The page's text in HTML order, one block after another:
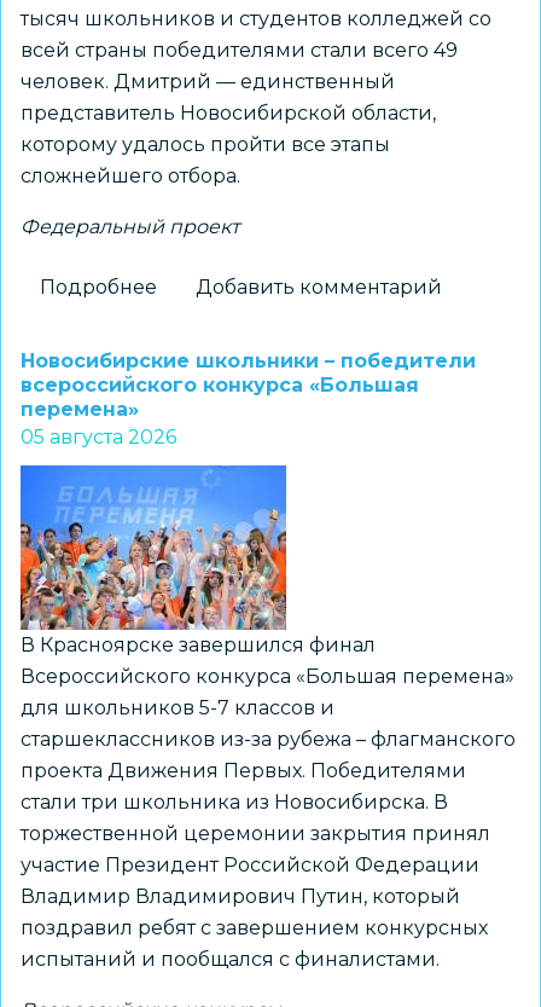
тысяч школьников и студентов колледжей со
всей страны победителями стали всего 49
человек. Дмитрий — единственный
представитель Новосибирской области,
которому удалось пройти все этапы
сложнейшего отбора.
Федеральный проект
Подробнее
установит
региона
Северном
полюсе
Добавить комментарий
Новосибирские школьники – победители
всероссийского конкурса «Большая
перемена»
05 августа 2026
В Красноярске завершился финал
Всероссийского конкурса «Большая перемена»
для школьников 5-7 классов и
старшеклассников из-за рубежа – флагманского
проекта Движения Первых. Победителями
стали три школьника из Новосибирска. В
торжественной церемонии закрытия принял
участие Президент Российской Федерации
Владимир Владимирович Путин, который
поздравил ребят с завершением конкурсных
испытаний и пообщался с финалистами.